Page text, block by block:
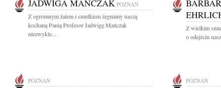
JADWIGA MAŃCZAK POZNAŃ
Z ogromnym żalem i smutkiem żegnamy naszą
kochaną Panią Profesor Jadwigę Mańczak
niezwykle...
Z wielkim
o odejściu
POZNAŃ POZNAŃ